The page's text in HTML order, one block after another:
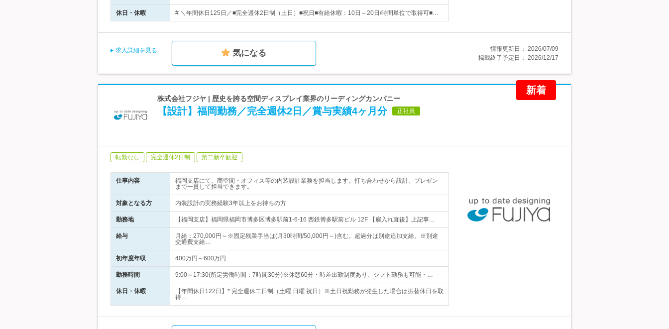
休日・休暇 # ＼年間休日125日／■完全週休2日制（土日）■祝日■有給休暇：10日～20日/時間単位で取得可■…
求人詳細を見る 気になる 情報更新日： 2026/07/09
掲載終了予定日： 2026/12/17
新着
株式会社フジヤ | 歴史を誇る空間ディスプレイ業界のリーディングカンパニー
【設計】福岡勤務／完全週休2日／賞与実績4ヶ月分 正社員
転勤なし 完全週休2日制 第二新卒歓迎
仕事内容
福岡支店にて、商空間・オフィス等の内装設計業務を担当します。打ち合わせから設計、プレゼン
まで一貫して担当できます。
対象となる方 内装設計の実務経験3年以上をお持ちの方
勤務地 【福岡支店】福岡県福岡市博多区博多駅前1-6-16 西鉄博多駅前ビル 12F 【雇入れ直後】上記事…
給与
月給：270,000円～※固定残業手当は(月30時間/50,000円～)含む。超過分は別途追加支給。※別途
交通費支給…
初年度年収 400万円～600万円
勤務時間 9:00～17:30(所定労働時間：7時間30分)※休憩60分・時差出勤制度あり、シフト勤務も可能・…
休日・休暇
【年間休日122日】* 完全週休二日制（土曜 日曜 祝日）※土日祝勤務が発生した場合は振替休日を取
得…